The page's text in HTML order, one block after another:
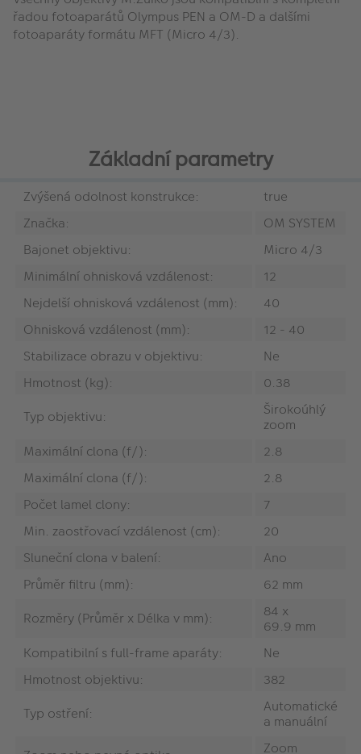
řadou fotoaparátů Olympus PEN a OM-D a dalšími
fotoaparáty formátu MFT (Micro 4/3).
Základní parametry
Zvýšená odolnost konstrukce:
true
Značka:
OM SYSTEM
Bajonet objektivu:
Micro 4/3
Minimální ohnisková vzdálenost:
12
Nejdelší ohnisková vzdálenost (mm):
40
Ohnisková vzdálenost (mm):
12 - 40
Stabilizace obrazu v objektivu:
Ne
Hmotnost (kg):
0.38
Typ objektivu:
Širokoúhlý
zoom
Maximální clona (f/):
2.8
Maximální clona (f/):
2.8
Počet lamel clony:
7
Min. zaostřovací vzdálenost (cm):
20
Sluneční clona v balení:
Ano
Průměr filtru (mm):
62 mm
Rozměry (Průměr x Délka v mm):
84 x
69.9 mm
Kompatibilní s full-frame aparáty:
Ne
Hmotnost objektivu:
382
Typ ostření:
Automatické
a manuální
Zoom